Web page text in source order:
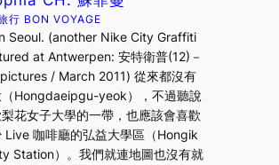
行 BON VOYAGE
Seoul. (another Nike City Graffiti
at Antwerpen: 安特衛普(12)－
/ March 2011) 從來都沒有
Hongdaeipgu-yeok），不過聽說
花女子大學的一帶，也應該會喜歡
Live 咖啡廳的弘益大學區（Hongik
Station）。我們就連地圖也沒有就